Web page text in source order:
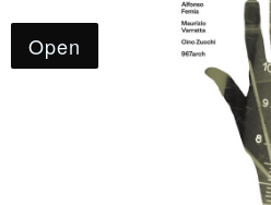
Ручки-скобы для дверей и
Персонализированные
Круглые ручки для дверей
Мебельные ручки и
Ручки для подъемно-
Ручки для подъемно-